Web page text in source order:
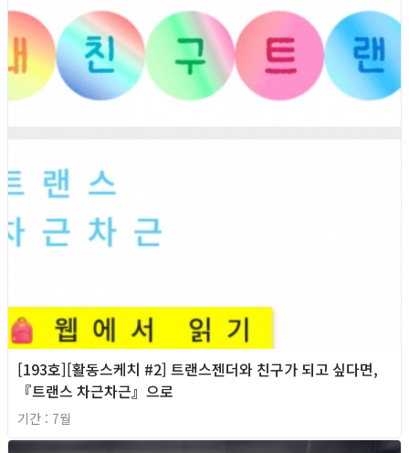
[193호][활동스케치 #2] 트랜스젠더와 친구가 되고 싶다면,
『트랜스 차근차근』으로
기간 : 7월